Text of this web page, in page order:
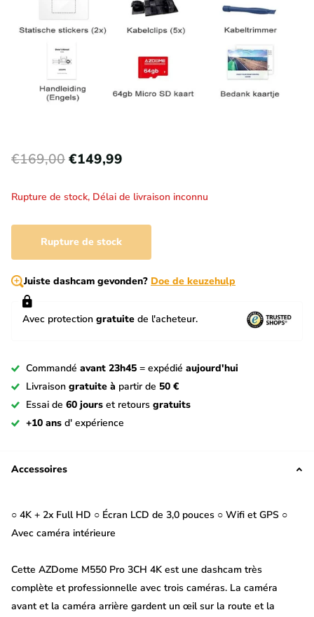
€169,00€149,99
Rupture de stock, Délai de livraison inconnu
Rupture de stock
Juiste dashcam gevonden? Doe de keuzehulp
Avec protection gratuite de l'acheteur.
Commandé avant 23h45 = expédié aujourd'hui
Livraison gratuite à partir de 50 €
Essai de 60 jours et retours gratuits
+10 ans d' expérience
Accessoires
○ 4K + 2x Full HD ○ Écran LCD de 3,0 pouces ○ Wifi et GPS ○
Avec caméra intérieure
Cette AZDome M550 Pro 3CH 4K est une dashcam très
complète et professionnelle avec trois caméras. La caméra
avant et la caméra arrière gardent un œil sur la route et la